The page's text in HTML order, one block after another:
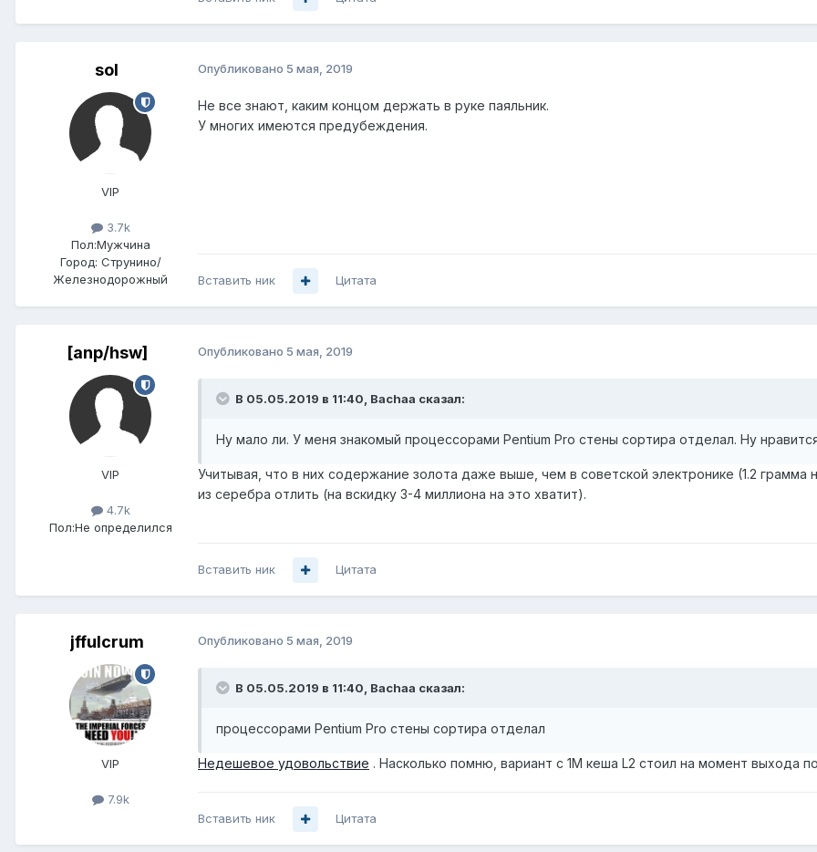
sol
VIP
3.7k
Пол:Мужчина
Город: Струнино/
Железнодорожный
Опубликовано 5 мая, 2019
Не все знают, каким концом держать в руке паяльник.
У многих имеются предубеждения.
Вставить ник Цитата
[anp/hsw]
VIP
4.7k
Пол:Не определился
Опубликовано 5 мая, 2019
В 05.05.2019 в 11:40, Bachaa сказал:
Ну мало ли. У меня знакомый процессорами Pentium Pro стены сортира отделал. Ну
Учитывая, что в них содержание золота даже выше, чем в советской электронике (1.2
из серебра отлить (на вскидку 3-4 миллиона на это хватит).
Вставить ник Цитата
jffulcrum
VIP
7.9k
Опубликовано 5 мая, 2019
В 05.05.2019 в 11:40, Bachaa сказал:
процессорами Pentium Pro стены сортира отделал
Недешевое удовольствие . Насколько помню, вариант с 1М кеша L2 стоил на момент выхода
Вставить ник Цитата